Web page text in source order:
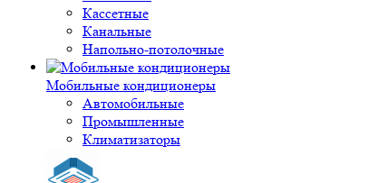
Кассетные
Канальные
Напольно-потолочные
Мобильные кондиционеры
Автомобильные
Промышленные
Климатизаторы